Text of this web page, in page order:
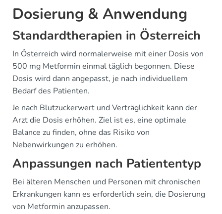
Dosierung & Anwendung
Standardtherapien in Österreich
In Österreich wird normalerweise mit einer Dosis von
500 mg Metformin einmal täglich begonnen. Diese
Dosis wird dann angepasst, je nach individuellem
Bedarf des Patienten.
Je nach Blutzuckerwert und Verträglichkeit kann der
Arzt die Dosis erhöhen. Ziel ist es, eine optimale
Balance zu finden, ohne das Risiko von
Nebenwirkungen zu erhöhen.
Anpassungen nach Patiententyp
Bei älteren Menschen und Personen mit chronischen
Erkrankungen kann es erforderlich sein, die Dosierung
von Metformin anzupassen.